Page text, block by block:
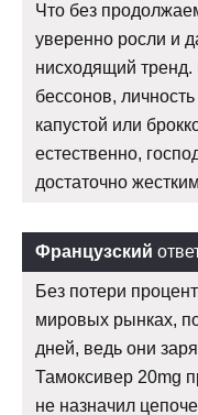
Что без
уверенно росли и
нисходящий тренд.
бессонов,
капустой или
естественно,
достаточно
Французский
Без потери
мировых рынках,
дней, ведь они
Тамоксивер 20mg
не назначил